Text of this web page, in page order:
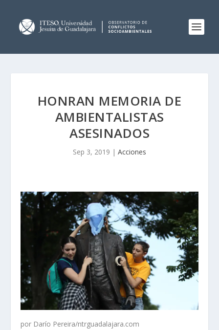
HONRAN MEMORIA DE
AMBIENTALISTAS
ASESINADOS
Sep 3, 2019 | Acciones
por Darío Pereira/ntrguadalajara.com